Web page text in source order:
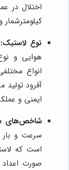
اختلال در
نوع لاستیک:
هوایی و
انواع
آفرود
ایمنی و
شاخص‌های
سرعت و
است که
صورت